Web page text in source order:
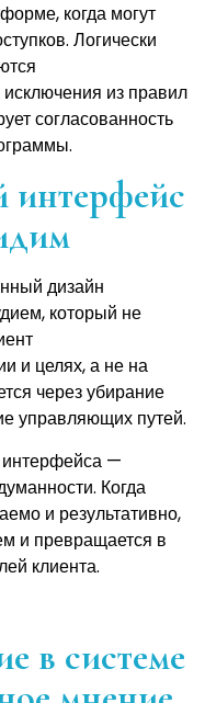
когда могут
Логически
из правил
согласованность
интерфейс
дизайн
который не
и целях, а не на
через убирание
управляющих путей.
интерфейса —
Когда
и результативно,
и превращается в
клиента.
в системе